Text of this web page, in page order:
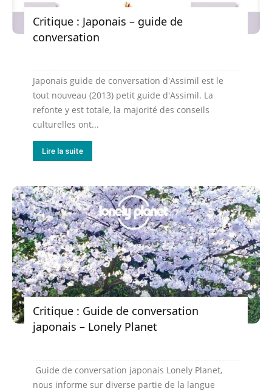
Critique : Japonais – guide de
conversation
Japonais guide de conversation d'Assimil est le
tout nouveau (2013) petit guide d'Assimil. La
refonte y est totale, la majorité des conseils
culturelles ont...
Lire la suite
Critique : Guide de conversation
japonais – Lonely Planet
Guide de conversation japonais Lonely Planet,
nous informe sur diverse partie de la langue